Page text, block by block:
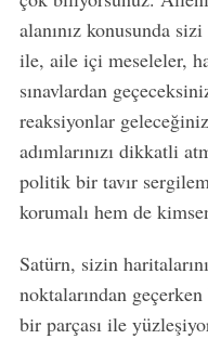
alanınız konusunda
ile, aile içi meseleler,
sınavlardan
reaksiyonlar
adımlarınızı dikkatli
politik bir tavır
korumalı hem de
Satürn, sizin
noktalarından
bir parçası ile